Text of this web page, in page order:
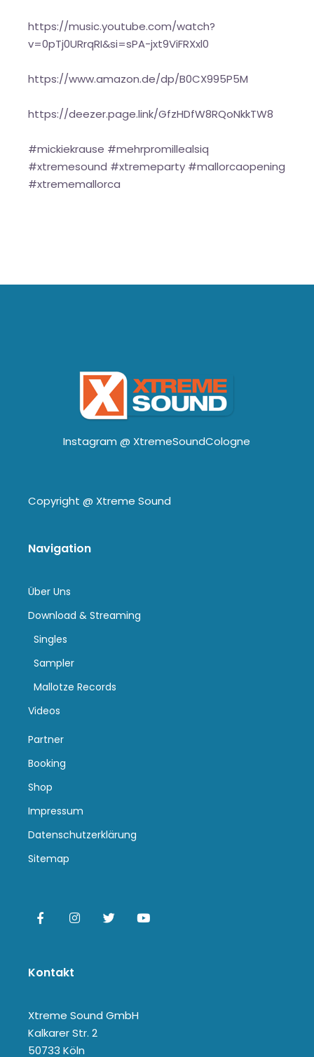
https://music.youtube.com/watch?
v=0pTj0URrqRI&si=sPA-jxt9ViFRXxl0
https://www.amazon.de/dp/B0CX995P5M
https://deezer.page.link/GfzHDfW8RQoNkkTW8
#mickiekrause #mehrpromillealsiq
#xtremesound #xtremeparty #mallorcaopening
#xtrememallorca
Instagram @ XtremeSoundCologne
Copyright @ Xtreme Sound
Navigation
Über Uns
Download & Streaming
Singles
Sampler
Mallotze Records
Videos
Partner
Booking
Shop
Impressum
Datenschutzerklärung
Sitemap
Kontakt
Xtreme Sound GmbH
Kalkarer Str. 2
50733 Köln